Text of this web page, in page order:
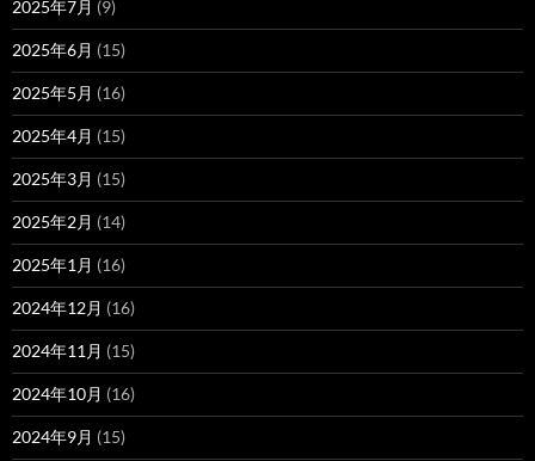
2025年7月 (9)
2025年6月 (15)
2025年5月 (16)
2025年4月 (15)
2025年3月 (15)
2025年2月 (14)
2025年1月 (16)
2024年12月 (16)
2024年11月 (15)
2024年10月 (16)
2024年9月 (15)